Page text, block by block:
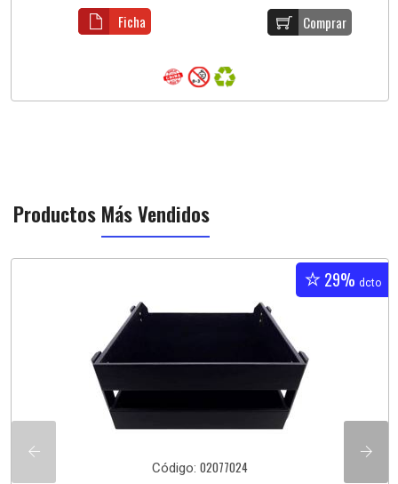
Comprar
Ficha
Productos Más Vendidos
29% dcto
Código: 02077024